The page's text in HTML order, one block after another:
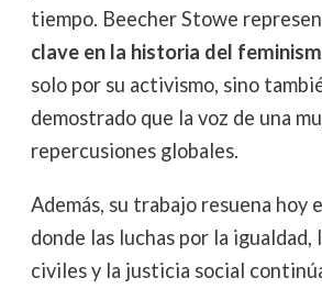
tiempo. Beecher Stowe
clave en la historia del
solo por su activismo, sino
demostrado que la voz de una
repercusiones globales.
Además, su trabajo resuena hoy
donde las luchas por la igualdad,
civiles y la justicia social